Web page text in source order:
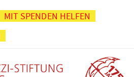
MIT SPENDEN HELFEN